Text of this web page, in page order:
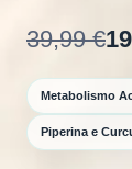
39,99 €
Metabolismo
Piperina e